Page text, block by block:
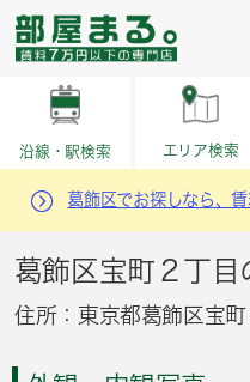
沿線・駅検索 エリア検索
葛飾区でお探しなら、
葛飾区宝町２丁目
住所：東京都葛飾区宝